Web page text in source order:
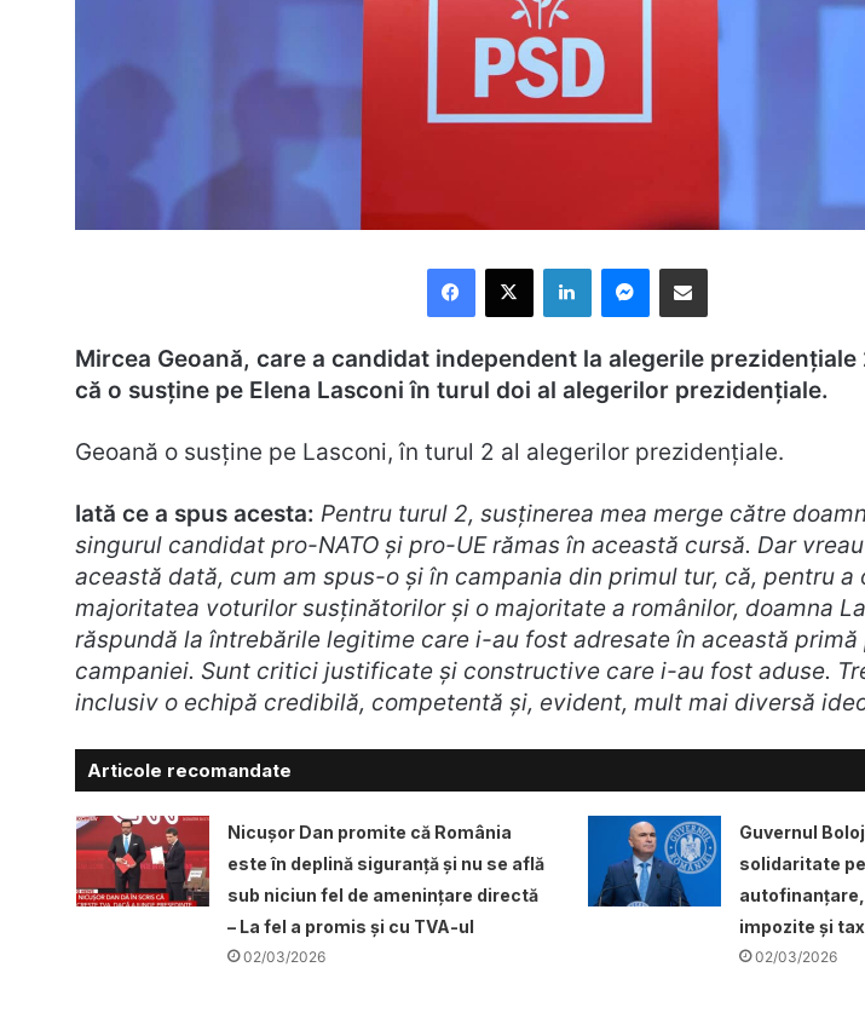
Facebook
X LinkedInMessenger
Distribuie prin mail
Mircea Geoană, care a candidat independent la alegerile
că o susține pe Elena Lasconi în turul doi al alegerilor prezidențiale.
Geoană o susține pe Lasconi, în turul 2 al alegerilor prezidențiale.
Iată ce a spus acesta: Pentru turul 2, susținerea mea merge către
singurul candidat pro-NATO și pro-UE rămas în această cursă. Dar
această dată, cum am spus-o și în campania din primul tur, că, pentru a
majoritatea voturilor susținătorilor și o majoritate a românilor, doamna
răspundă la întrebările legitime care i-au fost adresate în această primă
campaniei. Sunt critici justificate și constructive care i-au fost aduse.
inclusiv o echipă credibilă, competentă și, evident, mult mai diversă
Articole recomandate
Nicușor Dan promite că România
este în deplină siguranță și nu se află
sub niciun fel de amenințare directă
– La fel a promis și cu TVA-ul
02/03/2026
Guvernul
solidaritate
impozite și
02/03/2026